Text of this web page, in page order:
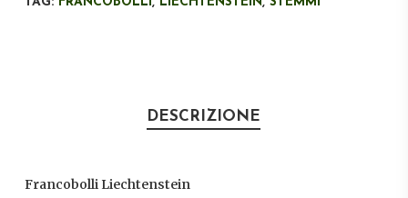
DESCRIZIONE
Francobolli Liechtenstein